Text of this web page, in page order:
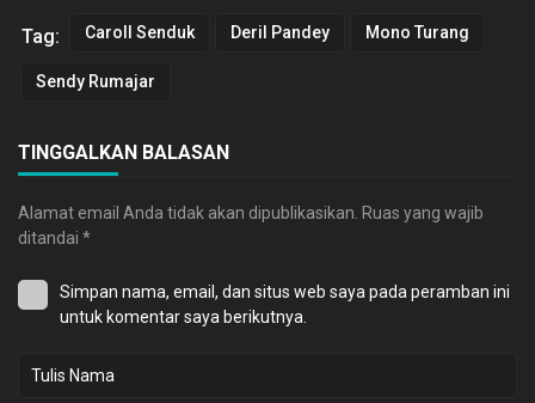
Tag: Caroll Senduk Deril Pandey Mono Turang
Sendy Rumajar
TINGGALKAN BALASAN
Alamat email Anda tidak akan dipublikasikan. Ruas yang wajib
ditandai *
Simpan nama, email, dan situs web saya pada peramban ini
untuk komentar saya berikutnya.